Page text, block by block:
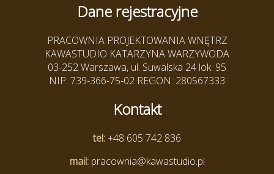
Dane rejestracyjne
PRACOWNIA PROJEKTOWANIA WNĘTRZ
KAWASTUDIO KATARZYNA WARZYWODA
03-252 Warszawa, ul. Suwalska 24 lok. 95
NIP: 739-366-75-02 REGON: 280567333
Kontakt
tel:+48 605 742 836
mail: pracownia@kawastudio.pl